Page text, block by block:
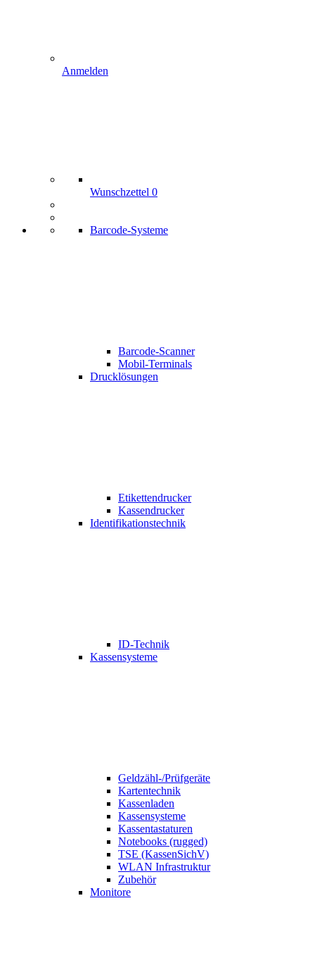
Anmelden
Wunschzettel 0
Barcode-Systeme
Barcode-Scanner
Mobil-Terminals
Drucklösungen
Etikettendrucker
Kassendrucker
Identifikationstechnik
ID-Technik
Kassensysteme
Geldzähl-/Prüfgeräte
Kartentechnik
Kassenladen
Kassensysteme
Kassentastaturen
Notebooks (rugged)
TSE (KassenSichV)
WLAN Infrastruktur
Zubehör
Monitore